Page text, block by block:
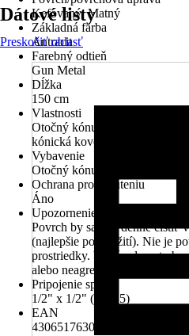
Kefovaný, Matný
Základná farba
Antracit
Farebný odtieň
Gun Metal
Dĺžka
150 cm
Vlastnosti
Otočný kónus (zabraňuje
kónická kovová matica DN15
Vybavenie
Otočný kónus
Ochrana proti krúteniu
Áno
Upozornenie
Povrch by sa mal denne čistiť
(najlepšie po použití). Nie je
prostriedky. V prípade
alebo neagresívnym mydlom.
Pripojenie sprchy
1/2" x 1/2" (DN15)
EAN
4306517630256
Dátové listy
Preskočiť oblasť